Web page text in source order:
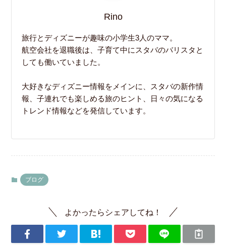
Rino
旅行とディズニーが趣味の小学生3人のママ。
航空会社を退職後は、子育て中にスタバのバリスタと
しても働いていました。
大好きなディズニー情報をメインに、スタバの新作情
報、子連れでも楽しめる旅のヒント、日々の気になる
トレンド情報などを発信しています。
ブログ
よかったらシェアしてね！